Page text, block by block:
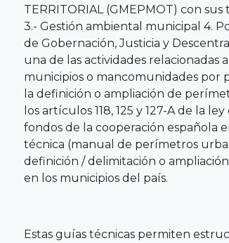
TERRITORIAL (GMEPMOT) con
3.- Gestión ambiental municipal 4.
de Gobernación, Justicia y
una de las actividades relacionadas
municipios o mancomunidades por
la definición o ampliación de
los artículos 118, 125 y 127-A de la
fondos de la cooperación española
técnica (manual de perímetros
definición / delimitación o
en los municipios del país.
Estas guías técnicas permiten